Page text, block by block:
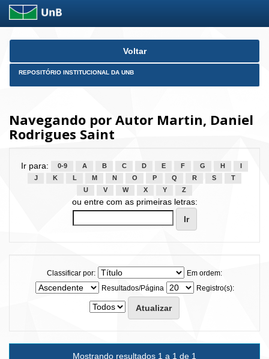
Skip
Voltar
REPOSITÓRIO INSTITUCIONAL DA UNB
Navegando por Autor Martin, Daniel
Rodrigues Saint
Ir para: 0-9 A B C D E F G H
J
K L M N O P Q R S
T
U
V W X Y Z
ou entre com as primeiras letras:
Classificar por:
Em ordem:
Resultados/Página
Registro(s):
Mostrando resultados 1 a 1 de 1